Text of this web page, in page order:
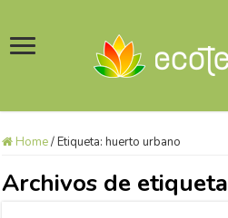
Home/Etiqueta:huerto urbano
Archivos de etiqueta